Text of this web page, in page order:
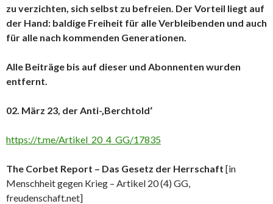
zu verzichten, sich selbst zu befreien. Der Vorteil liegt auf
der Hand: baldige Freiheit für alle Verbleibenden und auch
für alle nach kommenden Generationen.
Alle Beiträge bis auf dieser und Abonnenten wurden
entfernt.
02. März 23, der Anti-‚Berchtold‘
https://t.me/Artikel_20_4_GG/17835
The Corbet Report – Das Gesetz der Herrschaft [in
Menschheit gegen Krieg – Artikel 20 (4) GG,
freudenschaft.net]